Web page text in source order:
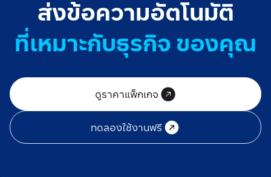
ส่งข้อความอัตโนมัติ
ที่เหมาะกับธุรกิจ ของคุณ
ดูราคาแพ็กเกจ
ทดลองใช้งานฟรี